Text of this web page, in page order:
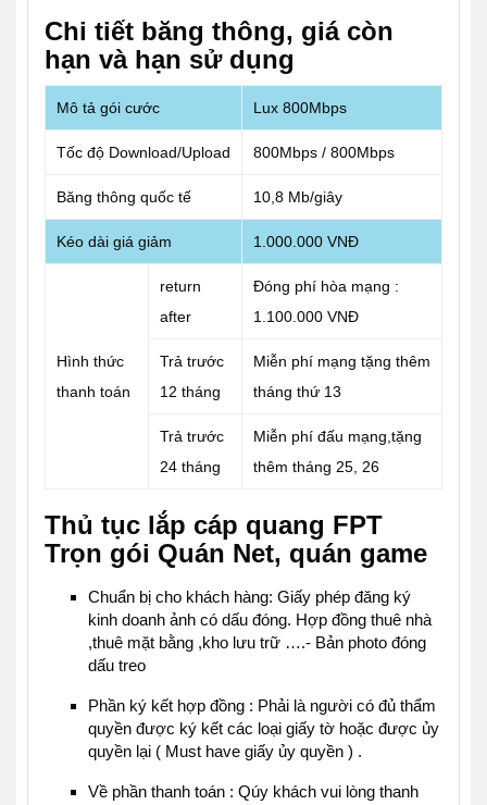
Chi tiết băng thông, giá còn
hạn và hạn sử dụng
Mô tả gói cước Lux 800Mbps
Tốc độ Download/Upload 800Mbps / 800Mbps
Băng thông quốc tế 10,8 Mb/giây
Kéo dài giá giảm 1.000.000 VNĐ
Hình thức
thanh toán
return
after
Đóng phí hòa mạng :
1.100.000 VNĐ
Trả trước
12 tháng
Miễn phí mạng tặng thêm
tháng thứ 13
Trả trước
24 tháng
Miễn phí đấu mạng,tặng
thêm tháng 25, 26
Thủ tục lắp cáp quang FPT
Trọn gói Quán Net, quán game
Chuẩn bị cho khách hàng: Giấy phép đăng ký
kinh doanh ảnh có dấu đóng. Hợp đồng thuê nhà
,thuê mặt bằng ,kho lưu trữ ….- Bản photo đóng
dấu treo
Phần ký kết hợp đồng : Phải là người có đủ thẩm
quyền được ký kết các loại giấy tờ hoặc được ủy
quyền lại ( Must have giấy ủy quyền ) .
Về phần thanh toán : Qúy khách vui lòng thanh